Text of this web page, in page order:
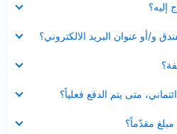
إليه؟
و/أو عنوان البريد الالكتروني؟
متى يتم الدفع فعلياً؟
مقدّماً؟